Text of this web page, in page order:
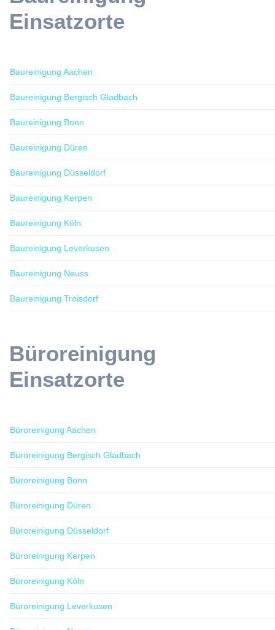
Einsatzorte
Baureinigung Aachen
Baureinigung Bergisch Gladbach
Baureinigung Bonn
Baureinigung Düren
Baureinigung Düsseldorf
Baureinigung Kerpen
Baureinigung Köln
Baureinigung Leverkusen
Baureinigung Neuss
Baureinigung Troisdorf
Büroreinigung
Einsatzorte
Büroreinigung Aachen
Büroreinigung Bergisch Gladbach
Büroreinigung Bonn
Büroreinigung Düren
Büroreinigung Düsseldorf
Büroreinigung Kerpen
Büroreinigung Köln
Büroreinigung Leverkusen